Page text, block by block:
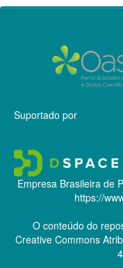
Suportado por
Empresa Brasileira de
https://
O conteúdo do
Creative Commons